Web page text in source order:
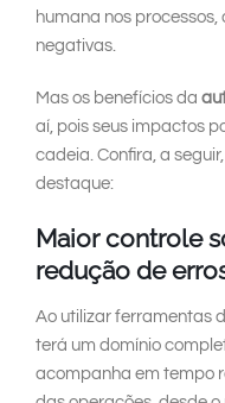
humana nos
negativas.
Mas os benefícios da
aí, pois seus impactos
cadeia. Confira, a
destaque:
Maior controle
redução de
Ao utilizar ferramentas
terá um domínio
acompanha em tempo